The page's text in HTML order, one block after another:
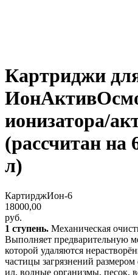
Картриджи
ионизатора/
(рассчитан на
л)
КартирджИон-6
18000,00
руб.
1 ступень. Механическая
Выполняет предварительную
которой удаляются
частицы загрязнений
ил, водные организмы, песок,